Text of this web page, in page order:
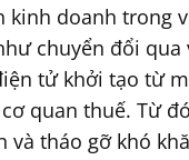
kinh doanh trong
chuyển đổi qua
tử khởi tạo từ
quan thuế. Từ
và tháo gỡ khó